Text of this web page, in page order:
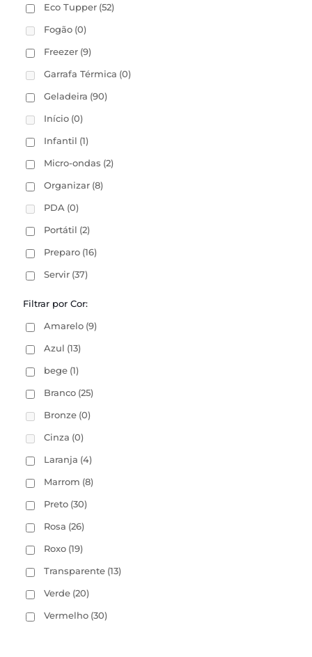
Eco Tupper (52)
Fogão (0)
Freezer (9)
Garrafa Térmica (0)
Geladeira (90)
Início (0)
Infantil (1)
Micro-ondas (2)
Organizar (8)
PDA (0)
Portátil (2)
Preparo (16)
Servir (37)
Filtrar por Cor:
Amarelo (9)
Azul (13)
bege (1)
Branco (25)
Bronze (0)
Cinza (0)
Laranja (4)
Marrom (8)
Preto (30)
Rosa (26)
Roxo (19)
Transparente (13)
Verde (20)
Vermelho (30)